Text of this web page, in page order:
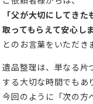
「父が大切にしてき
取ってもらえて安心し
とのお言葉をいただき
遺品整理は、単なる片
する大切な時間でもあ
今回のように「次の方